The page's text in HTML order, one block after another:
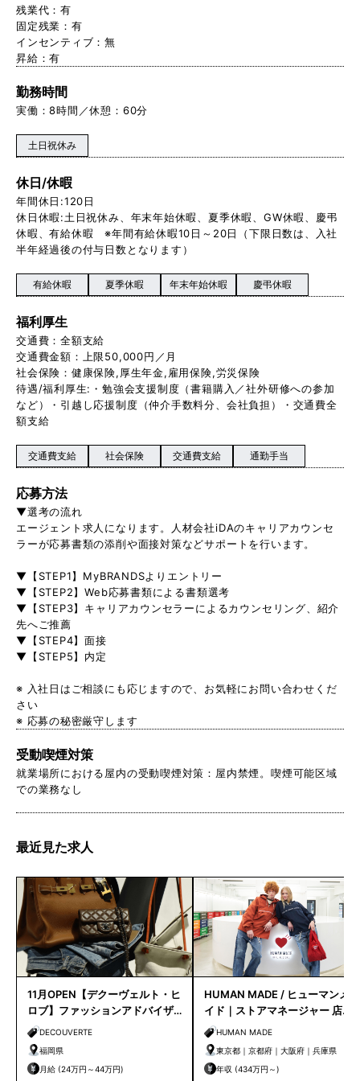
残業代：有
固定残業：有
インセンティブ：無
昇給：有
勤務時間
実働：8時間／休憩：60分
土日祝休み
休日/休暇
年間休日:120日
休日休暇:土日祝休み、年末年始休暇、夏季休暇、GW休暇、慶弔
休暇、有給休暇 ※年間有給休暇10日～20日（下限日数は、入社
半年経過後の付与日数となります）
有給休暇 夏季休暇 年末年始休暇 慶弔休暇
福利厚生
交通費：全額支給
交通費金額：上限50,000円／月
社会保険：健康保険,厚生年金,雇用保険,労災保険
待遇/福利厚生:・勉強会支援制度（書籍購入／社外研修への参加
など）・引越し応援制度（仲介手数料分、会社負担）・交通費全
額支給
交通費支給 社会保険 交通費支給 通勤手当
応募方法
▼選考の流れ
エージェント求人になります。人材会社iDAのキャリアカウンセ
ラーが応募書類の添削や面接対策などサポートを行います。
▼【STEP1】MyBRANDSよりエントリー
▼【STEP2】Web応募書類による書類選考
▼【STEP3】キャリアカウンセラーによるカウンセリング、紹介
先へご推薦
▼【STEP4】面接
▼【STEP5】内定
※ 入社日はご相談にも応じますので、お気軽にお問い合わせくだ
さい
※ 応募の秘密厳守します
受動喫煙対策
就業場所における屋内の受動喫煙対策：屋内禁煙。喫煙可能区域
での業務なし
最近見た求人
11月OPEN【デクーヴェルト・ヒ
ロブ】ファッションアドバイザ
ー｜天神店
DECOUVERTE
福岡県
月給 (24万円～44万円)
HUMAN MADE / ヒューマンメ
イド｜ストアマネージャー 店長
候補HUMAN MADE
東京都｜京都府｜大阪府｜兵庫県
年収 (434万円～)